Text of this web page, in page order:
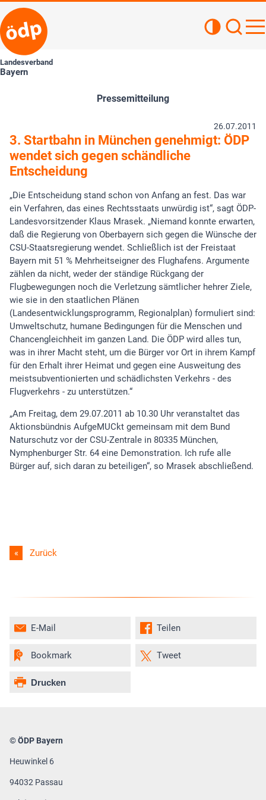
Landesverband
Bayern
Pressemitteilung
26.07.2011
3. Startbahn in München genehmigt: ÖDP
wendet sich gegen schändliche
Entscheidung
„Die Entscheidung stand schon von Anfang an fest. Das war
ein Verfahren, das eines Rechtsstaats unwürdig ist“, sagt ÖDP-
Landesvorsitzender Klaus Mrasek. „Niemand konnte erwarten,
daß die Regierung von Oberbayern sich gegen die Wünsche der
CSU-Staatsregierung wendet. Schließlich ist der Freistaat
Bayern mit 51 % Mehrheitseigner des Flughafens. Argumente
zählen da nicht, weder der ständige Rückgang der
Flugbewegungen noch die Verletzung sämtlicher hehrer Ziele,
wie sie in den staatlichen Plänen
(Landesentwicklungsprogramm, Regionalplan) formuliert sind:
Umweltschutz, humane Bedingungen für die Menschen und
Chancengleichheit im ganzen Land. Die ÖDP wird alles tun,
was in ihrer Macht steht, um die Bürger vor Ort in ihrem Kampf
für den Erhalt ihrer Heimat und gegen eine Ausweitung des
meistsubventionierten und schädlichsten Verkehrs - des
Flugverkehrs - zu unterstützen.“
„Am Freitag, dem 29.07.2011 ab 10.30 Uhr veranstaltet das
Aktionsbündnis AufgeMUCkt gemeinsam mit dem Bund
Naturschutz vor der CSU-Zentrale in 80335 München,
Nymphenburger Str. 64 eine Demonstration. Ich rufe alle
Bürger auf, sich daran zu beteiligen“, so Mrasek abschließend.
Zurück
Teilen
Tweet
E-Mail
Bookmark
Drucken
© ÖDP Bayern
Heuwinkel 6
94032 Passau